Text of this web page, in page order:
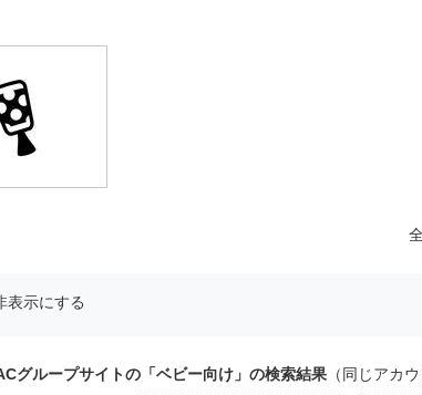
表示にする
グループサイトの「ベビー向け」の検索結果 （同じアカ